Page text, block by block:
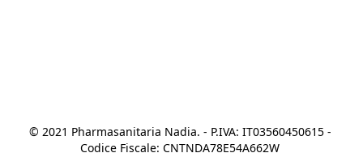
© 2021 Pharmasanitaria Nadia. - P.IVA: IT03560450615 -
Codice Fiscale: CNTNDA78E54A662W